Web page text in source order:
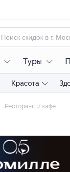
Туры
Красота
Рестораны и кафе